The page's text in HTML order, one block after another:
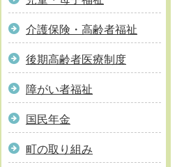
介護保険・高齢者福祉
後期高齢者医療制度
障がい者福祉
国民年金
町の取り組み